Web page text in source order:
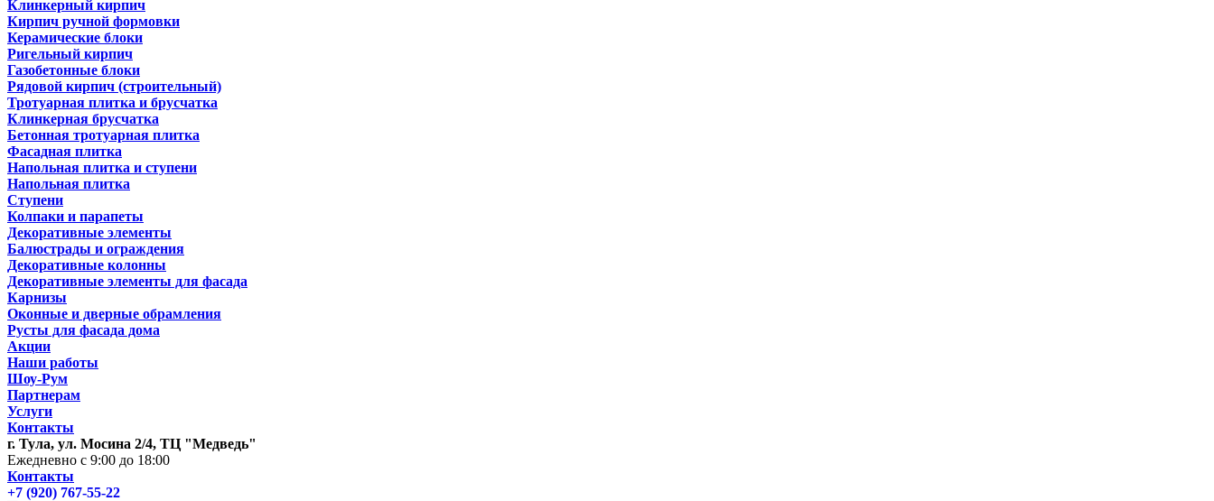
Клинкерный кирпич
Кирпич ручной формовки
Керамические блоки
Ригельный кирпич
Газобетонные блоки
Рядовой кирпич (строительный)
Тротуарная плитка и брусчатка
Клинкерная брусчатка
Бетонная тротуарная плитка
Фасадная плитка
Напольная плитка и ступени
Напольная плитка
Ступени
Колпаки и парапеты
Декоративные элементы
Балюстрады и ограждения
Декоративные колонны
Декоративные элементы для фасада
Карнизы
Оконные и дверные обрамления
Русты для фасада дома
Акции
Наши работы
Шоу-Рум
Партнерам
Услуги
Контакты
г. Тула, ул. Мосина 2/4, ТЦ "Медведь"
Ежедневно с 9:00 до 18:00
Контакты
+7 (920) 767-55-22